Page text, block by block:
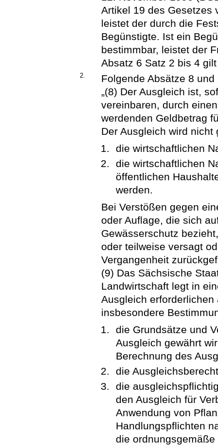
Artikel 19 des Gesetzes
leistet der durch die
Begünstigte. Ist ein
bestimmbar, leistet der
Absatz 6 Satz 2 bis 4
2.
Folgende Absätze 8
„(8) Der Ausgleich ist,
vereinbaren, durch
werdenden Geldbetrag
Der Ausgleich wird nicht
die wirtschaftlichen
die wirtschaftlichen
öffentlichen
werden.
Bei Verstößen gegen
oder Auflage, die sich
Gewässerschutz
oder teilweise versagt
Vergangenheit
(9) Das Sächsische
Landwirtschaft legt in
Ausgleich
insbesondere
die Grundsätze und
Ausgleich gewährt
Berechnung des
die
die
den Ausgleich für
Anwendung von
Handlungspflichten
die